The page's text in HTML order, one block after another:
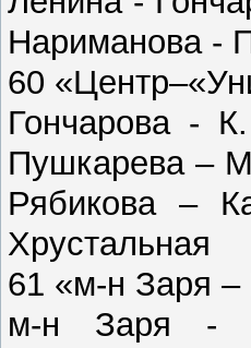
Нариманова -
60
Гончарова -
Пушкарева –
Рябикова –
Хрустальная
61 «м-н Заря
м-н Заря -